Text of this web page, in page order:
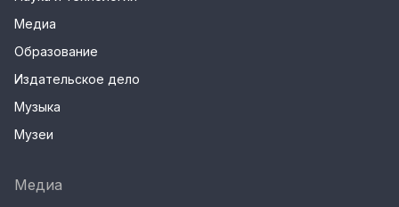
Медиа
Образование
Издательское дело
Музыка
Музеи
Медиа